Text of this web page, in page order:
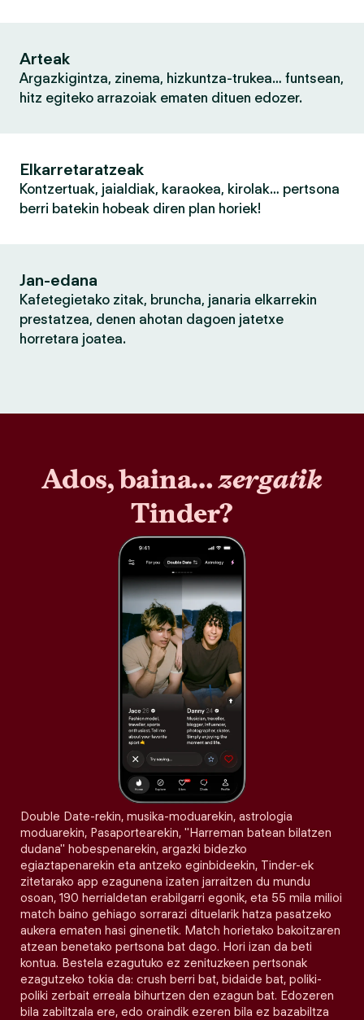
Arteak
Argazkigintza, zinema, hizkuntza-trukea… funtsean,
hitz egiteko arrazoiak ematen dituen edozer.
Elkarretaratzeak
Kontzertuak, jaialdiak, karaokea, kirolak… pertsona
berri batekin hobeak diren plan horiek!
Jan-edana
Kafetegietako zitak, bruncha, janaria elkarrekin
prestatzea, denen ahotan dagoen jatetxe
horretara joatea.
Ados, baina…zergatik
Tinder?
Double Date-rekin, musika-moduarekin, astrologia
moduarekin, Pasaportearekin, "Harreman batean bilatzen
dudana" hobespenarekin, argazki bidezko
egiaztapenarekin eta antzeko eginbideekin, Tinder-ek
zitetarako app ezagunena izaten jarraitzen du mundu
osoan, 190 herrialdetan erabilgarri egonik, eta 55 mila milioi
match baino gehiago sorrarazi dituelarik hatza pasatzeko
aukera ematen hasi ginenetik. Match horietako bakoitzaren
atzean benetako pertsona bat dago. Hori izan da beti
kontua. Bestela ezagutuko ez zenituzkeen pertsonak
ezagutzeko tokia da: crush berri bat, bidaide bat, poliki-
poliki zerbait erreala bihurtzen den ezagun bat. Edozeren
bila zabiltzala ere, edo oraindik ezeren bila ez bazabiltza